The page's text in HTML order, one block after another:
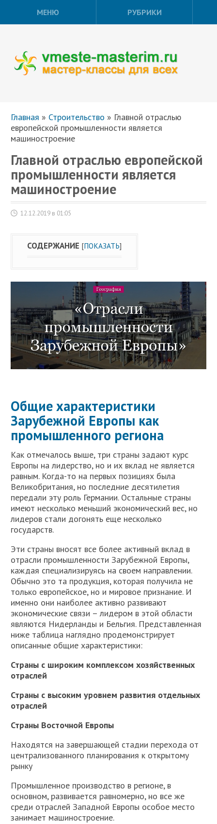
МЕНЮ РУБРИКИ
Главная » Строительство » Главной отраслью
европейской промышленности является
машиностроение
Главной отраслью европейской
промышленности является
машиностроение
12.12.2019 в 01:05
СОДЕРЖАНИЕ [ПОКАЗАТЬ]
Общие характеристики
Зарубежной Европы как
промышленного региона
Как отмечалось выше, три страны задают курс
Европы на лидерство, но и их вклад не является
равным. Когда-то на первых позициях была
Великобритания, но последние десятилетия
передали эту роль Германии. Остальные страны
имеют несколько меньший экономический вес, но
лидеров стали догонять еще несколько
государств.
Эти страны вносят все более активный вклад в
отрасли промышленности Зарубежной Европы,
каждая специализируясь на своем направлении.
Обычно это та продукция, которая получила не
только европейское, но и мировое признание. И
именно они наиболее активно развивают
экономические связи – лидером в этой области
являются Нидерланды и Бельгия. Представленная
ниже таблица наглядно продемонстрирует
описанные общие характеристики:
Страны с широким комплексом хозяйственных
отраслей
Страны с высоким уровнем развития отдельных
отраслей
Страны Восточной Европы
Находятся на завершающей стадии перехода от
централизованного планирования к открытому
рынку
Промышленное производство в регионе, в
основном, развивается равномерно, но все же
среди отраслей Западной Европы особое место
занимает машиностроение.